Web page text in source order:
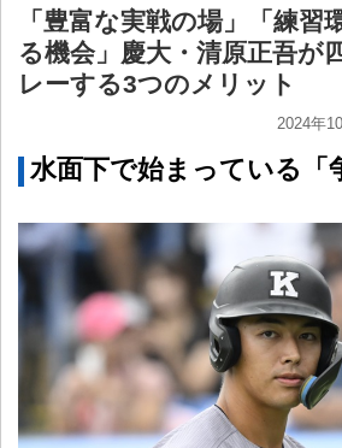
「豊富な実戦の場」「練習
る機会」慶大・清原正吾が
レーする3つのメリット
2024年
水面下で始まっている「